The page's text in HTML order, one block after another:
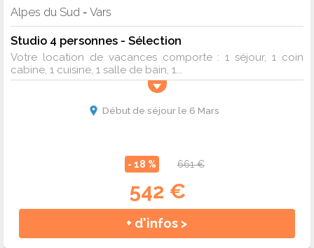
Alpes du Sud - Vars
Studio 4 personnes - Sélection
Votre location de vacances comporte : 1 séjour, 1 coin
cabine, 1 cuisine, 1 salle de bain, 1...
Début de séjour le 6 Mars
- 18 % 661 €
542 €
+ d'infos >